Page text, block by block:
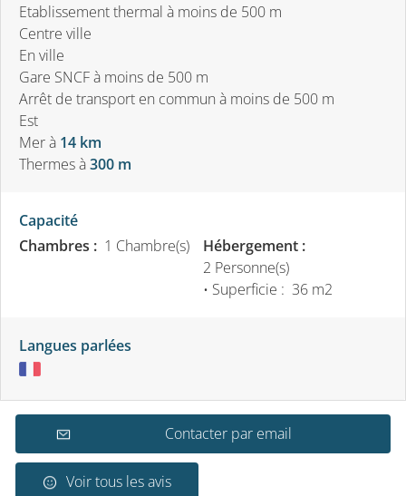
Etablissement thermal à moins de 500 m
Centre ville
En ville
Gare SNCF à moins de 500 m
Arrêt de transport en commun à moins de 500 m
Est
Merà 14 km
Thermesà300 m
Capacité
Chambres : 1 Chambre(s)
Hébergement :
2 Personne(s)
• Superficie : 36 m2
Langues parlées
Contacter par email
Voir tous les avis